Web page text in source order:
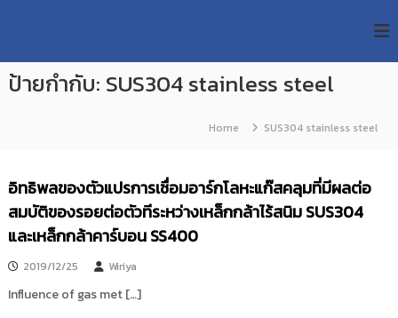
p
U
T
e
a
r
c
h
R
วิ
ท
ท
โ
น
ล
ร
ป้ายกำกับ: SUS304 stainless steel
Home SUS304 stainless steel
อิทธิพลของตัวแปรการเชื่อมอาร์กโลหะแก๊สคลุมที่มีผลต่อ
สมบัติของรอยต่อตัวทีระหว่างเหล็กกล้าไร้สนิม SUS304
และเหล็กกล้าคาร์บอน SS400
2019/12/25 Wiriya
Influence of gas met […]